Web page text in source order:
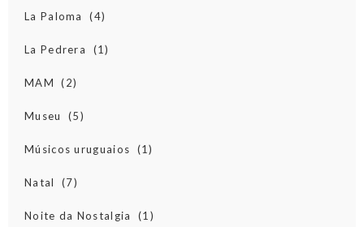
La Paloma (4)
La Pedrera (1)
MAM (2)
Museu (5)
Músicos uruguaios (1)
Natal (7)
Noite da Nostalgia (1)